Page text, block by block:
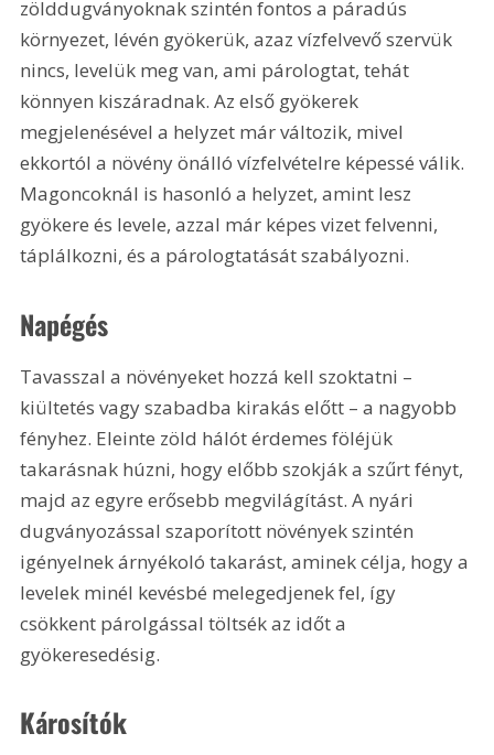
zölddugványoknak szintén fontos a páradús
környezet, lévén gyökerük, azaz vízfelvevő szervük
nincs, levelük meg van, ami párologtat, tehát
könnyen kiszáradnak. Az első gyökerek
megjelenésével a helyzet már változik, mivel
ekkortól a növény önálló vízfelvételre képessé válik.
Magoncoknál is hasonló a helyzet, amint lesz
gyökere és levele, azzal már képes vizet felvenni,
táplálkozni, és a párologtatását szabályozni.
Napégés
Tavasszal a növényeket hozzá kell szoktatni –
kiültetés vagy szabadba kirakás előtt – a nagyobb
fényhez. Eleinte zöld hálót érdemes föléjük
takarásnak húzni, hogy előbb szokják a szűrt fényt,
majd az egyre erősebb megvilágítást. A nyári
dugványozással szaporított növények szintén
igényelnek árnyékoló takarást, aminek célja, hogy a
levelek minél kevésbé melegedjenek fel, így
csökkent párolgással töltsék az időt a
gyökeresedésig.
Károsítók